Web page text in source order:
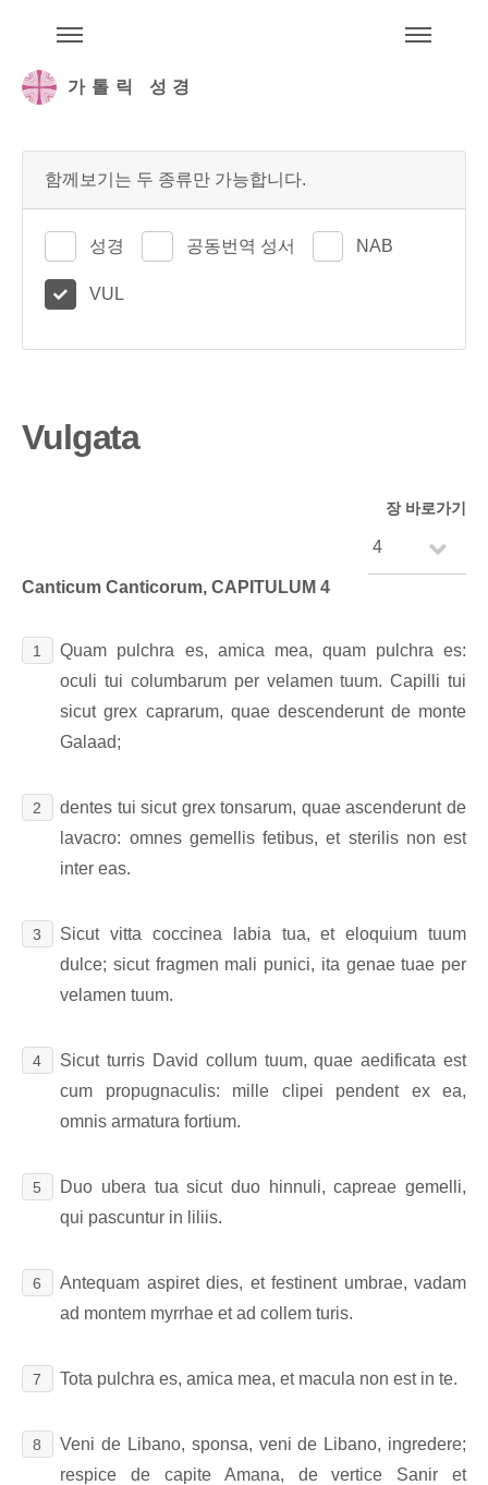
가톨릭 성경
함께보기는 두 종류만 가능합니다.
성경 공동번역 성서 NAB
VUL
Vulgata
장 바로가기
Canticum Canticorum, CAPITULUM 4
1
Quam pulchra es, amica mea, quam pulchra es:
oculi tui columbarum per velamen tuum. Capilli tui
sicut grex caprarum, quae descenderunt de monte
Galaad;
2
dentes tui sicut grex tonsarum, quae ascenderunt de
lavacro: omnes gemellis fetibus, et sterilis non est
inter eas.
3
Sicut vitta coccinea labia tua, et eloquium tuum
dulce; sicut fragmen mali punici, ita genae tuae per
velamen tuum.
4
Sicut turris David collum tuum, quae aedificata est
cum propugnaculis: mille clipei pendent ex ea,
omnis armatura fortium.
5
Duo ubera tua sicut duo hinnuli, capreae gemelli,
qui pascuntur in liliis.
6
Antequam aspiret dies, et festinent umbrae, vadam
ad montem myrrhae et ad collem turis.
7 Tota pulchra es, amica mea, et macula non est in te.
8
Veni de Libano, sponsa, veni de Libano, ingredere;
respice de capite Amana, de vertice Sanir et